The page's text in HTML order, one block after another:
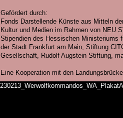
Gefördert durch:
Fonds Darstellende Künste aus Mitteln
Kultur und Medien im Rahmen von NEU
Stipendien des Hessischen Ministeriums
der Stadt Frankfurt am Main, Stiftung
Gesellschaft, Rudolf Augstein Stiftung,
Eine Kooperation mit den